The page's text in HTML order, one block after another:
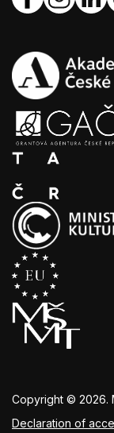
Copyright © 2026.
Declaration of